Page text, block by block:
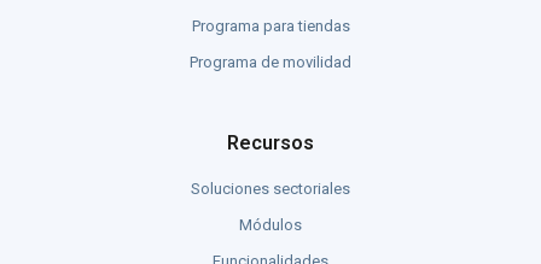
Programa para tiendas
Programa de movilidad
Recursos
Soluciones sectoriales
Módulos